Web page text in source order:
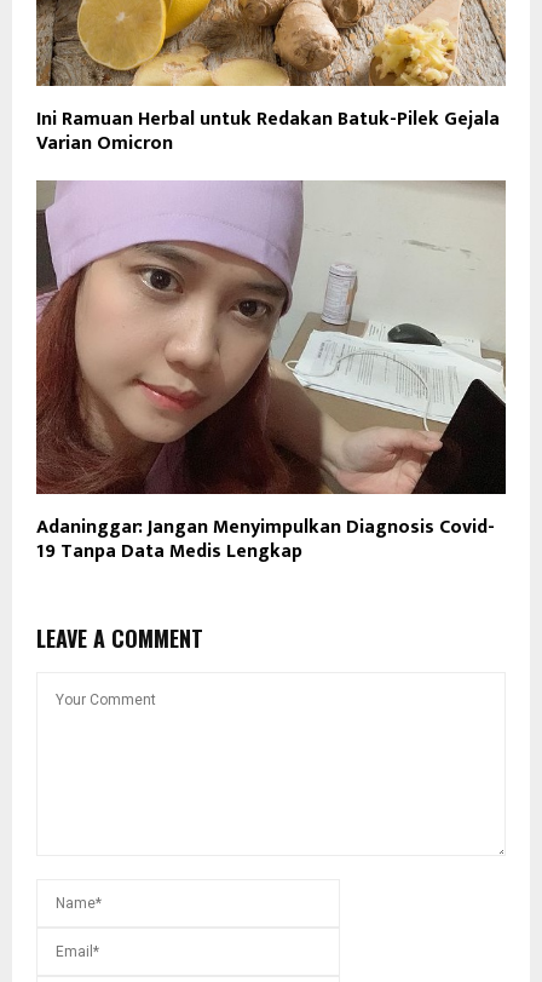
Ini Ramuan Herbal untuk Redakan Batuk-Pilek Gejala
Varian Omicron
Adaninggar: Jangan Menyimpulkan Diagnosis Covid-
19 Tanpa Data Medis Lengkap
LEAVE A COMMENT